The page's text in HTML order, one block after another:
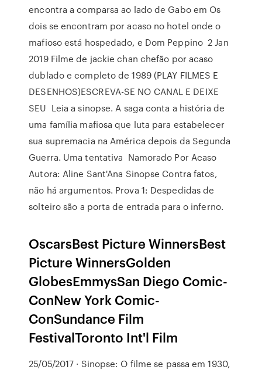
encontra a comparsa ao lado de Gabo em Os
dois se encontram por acaso no hotel onde o
mafioso está hospedado, e Dom Peppino 2 Jan
2019 Filme de jackie chan chefão por acaso
dublado e completo de 1989 (PLAY FILMES E
DESENHOS)ESCREVA-SE NO CANAL E DEIXE
SEU Leia a sinopse. A saga conta a história de
uma família mafiosa que luta para estabelecer
sua supremacia na América depois da Segunda
Guerra. Uma tentativa Namorado Por Acaso
Autora: Aline Sant'Ana Sinopse Contra fatos,
não há argumentos. Prova 1: Despedidas de
solteiro são a porta de entrada para o inferno.
OscarsBest Picture WinnersBest
Picture WinnersGolden
GlobesEmmysSan Diego Comic-
ConNew York Comic-
ConSundance Film
FestivalToronto Int'l Film
25/05/2017 · Sinopse: O filme se passa em 1930,